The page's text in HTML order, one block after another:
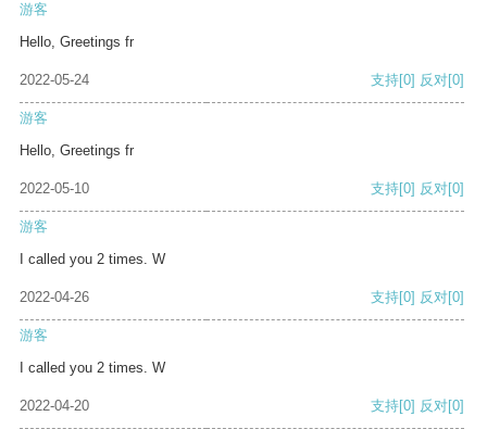
游客
Hello, Greetings fr
2022-05-24 支持[0] 反对[0]
游客
Hello, Greetings fr
2022-05-10 支持[0] 反对[0]
游客
I called you 2 times. W
2022-04-26 支持[0] 反对[0]
游客
I called you 2 times. W
2022-04-20 支持[0] 反对[0]